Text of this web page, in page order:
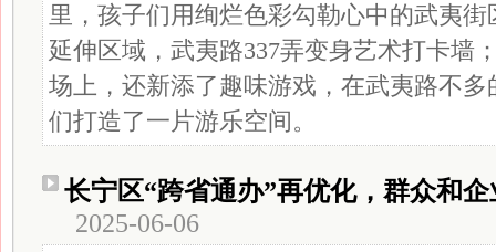
里，孩子们用绚烂色彩勾勒心中的武夷
延伸区域，武夷路337弄变身艺术打卡墙
场上，还新添了趣味游戏，在武夷路不
们打造了一片游乐空间。
长宁区“跨省通办”再优化，群众和
2025-06-06